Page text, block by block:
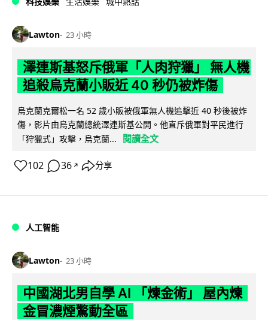
Lawton 23 小時
澤連斯基怒斥俄軍「人肉狩獵」 無人機
追殺烏克蘭小販近 40 秒仍被炸傷
烏克蘭克爾松一名 52 歲小販被俄軍無人機追擊近 40 秒後被炸
傷，影片由烏克蘭總統澤連斯基公開。他直斥俄軍對平民進行
「狩獵式」攻擊，烏克蘭...
閱讀全文
102 36 ↗ 分享
人工智能
Lawton 23 小時
中國湖北男自學 AI 「煉金術」 屋內煉
金冒濃煙驚動全區